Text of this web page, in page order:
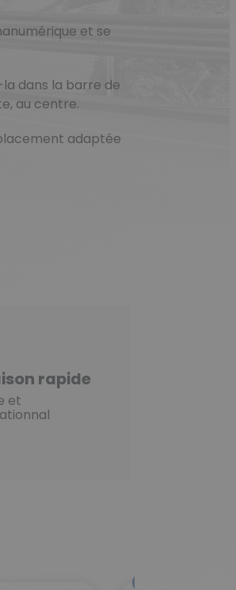
et se
dans la barre de
au centre.
adaptée
rapide
et